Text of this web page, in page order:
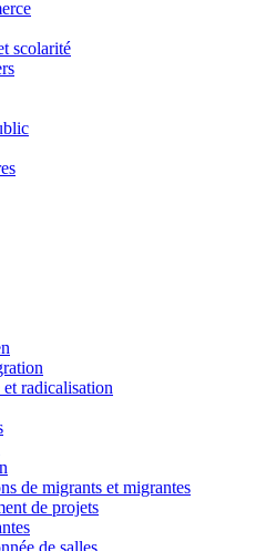
scolarité
radicalisation
de migrants et migrantes
de projets
de salles